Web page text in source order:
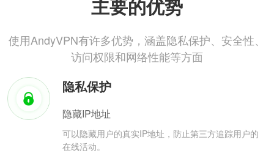
主要的优势
使用AndyVPN有许多优势，涵盖隐私保护、安全性、
访问权限和网络性能等方面
隐私保护
隐藏IP地址
可以隐藏用户的真实IP地址，防止第三方追踪用户的
在线活动。